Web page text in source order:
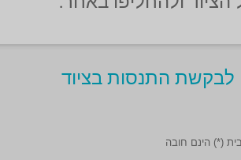
לבקשת התנסות בציוד
(*) הינם חובה